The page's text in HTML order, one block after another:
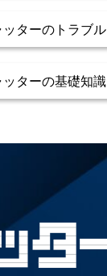
ッターのトラブル
ッターの基礎知識